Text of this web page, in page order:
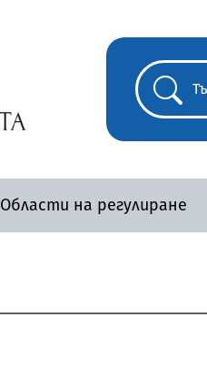
Области на регулиране